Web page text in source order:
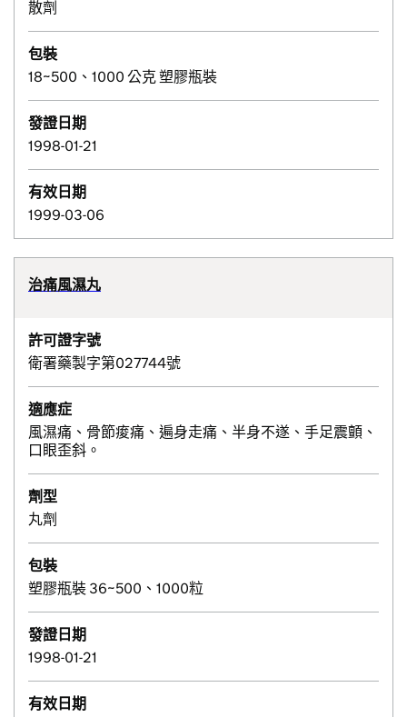
散劑
包裝
18~500、1000 公克 塑膠瓶裝
發證日期
1998-01-21
有效日期
1999-03-06
治痛風濕丸
許可證字號
衛署藥製字第027744號
適應症
風濕痛、骨節痠痛、遍身走痛、半身不遂、手足震顫、
口眼歪斜。
劑型
丸劑
包裝
塑膠瓶裝 36~500、1000粒
發證日期
1998-01-21
有效日期